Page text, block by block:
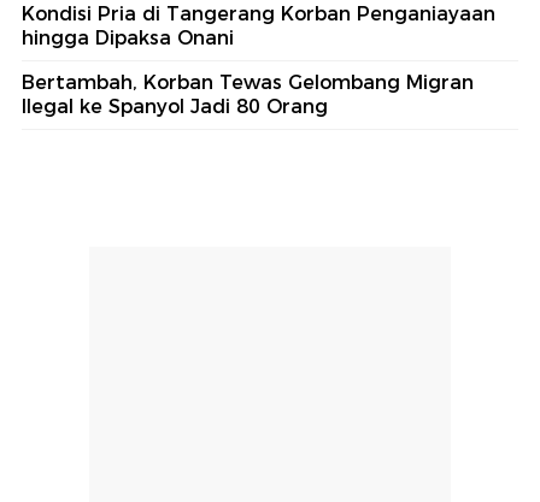
Kondisi Pria di Tangerang Korban Penganiayaan
hingga Dipaksa Onani
Bertambah, Korban Tewas Gelombang Migran
Ilegal ke Spanyol Jadi 80 Orang